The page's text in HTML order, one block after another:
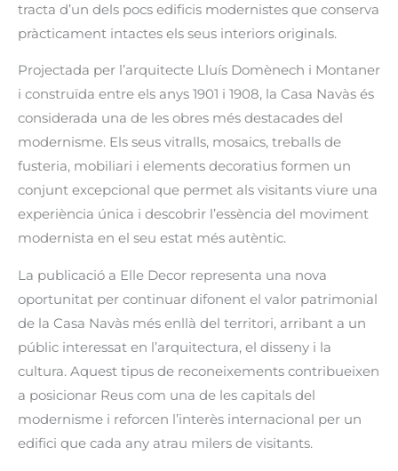
tracta d’un dels pocs edificis modernistes que conserva
pràcticament intactes els seus interiors originals.
Projectada per l’arquitecte Lluís Domènech i Montaner
i construïda entre els anys 1901 i 1908, la Casa Navàs és
considerada una de les obres més destacades del
modernisme. Els seus vitralls, mosaics, treballs de
fusteria, mobiliari i elements decoratius formen un
conjunt excepcional que permet als visitants viure una
experiència única i descobrir l’essència del moviment
modernista en el seu estat més autèntic.
La publicació a Elle Decor representa una nova
oportunitat per continuar difonent el valor patrimonial
de la Casa Navàs més enllà del territori, arribant a un
públic interessat en l’arquitectura, el disseny i la
cultura. Aquest tipus de reconeixements contribueixen
a posicionar Reus com una de les capitals del
modernisme i reforcen l’interès internacional per un
edifici que cada any atrau milers de visitants.